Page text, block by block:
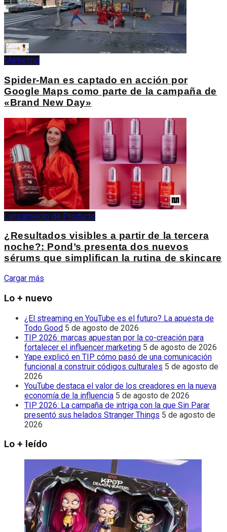
Marketing
Spider-Man es captado en acción por
Google Maps como parte de la campaña de
«Brand New Day»
Lanzamiento de Producto
¿Resultados visibles a partir de la tercera
noche?: Pond’s presenta dos nuevos
sérums que simplifican la rutina de skincare
Cargar más
Lo + nuevo
¿El streaming en YouTube es el futuro? La apuesta de
Todo Good 5 de agosto de 2026
TIP 2026: marcas apuestan por la co-creación para
fortalecer el influencer marketing 5 de agosto de 2026
Yape explicó en TIP cómo pasó de una comunicación
funcional a construir códigos culturales 5 de agosto de
2026
YouTube destaca el valor de los creadores en la nueva
economía de la influencia 5 de agosto de 2026
TIP 2026: La campaña de intriga con la que Sin Parar
presentó sus helados Stranger Things 5 de agosto de
2026
Lo + leído